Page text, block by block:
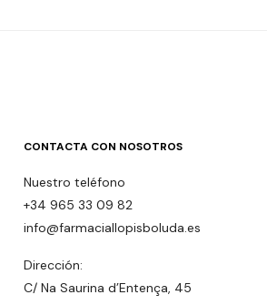
CONTACTA CON NOSOTROS
Nuestro teléfono
+34 965 33 09 82
info@farmaciallopisboluda.es
Dirección:
C/ Na Saurina d’Entença, 45